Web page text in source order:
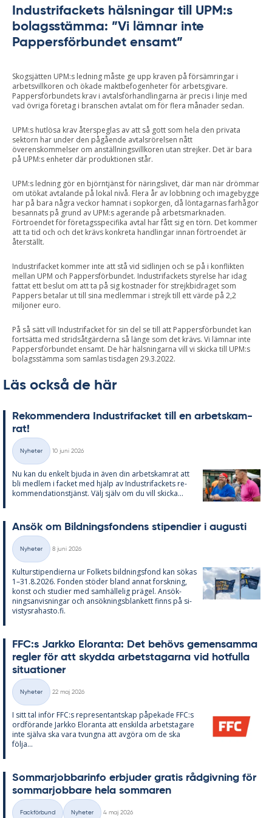
Industrifackets hälsningar till UPM:s
bolagsstämma: ”Vi lämnar inte
Pappersförbundet ensamt”
Skogsjätten UPM:s ledning måste ge upp kraven på försämringar i
arbetsvillkoren och ökade maktbefogenheter för arbetsgivare.
Pappersförbundets krav i avtalsförhandlingarna är precis i linje med
vad övriga företag i branschen avtalat om för flera månader sedan.
UPM:s hutlösa krav återspeglas av att så gott som hela den privata
sektorn har under den pågående avtalsrörelsen nått
överenskommelser om anställningsvillkoren utan strejker. Det är bara
på UPM:s enheter där produktionen står.
UPM:s ledning gör en björntjänst för näringslivet, där man när drömmar
om utökat avtalande på lokal nivå. Flera år av lobbning och imagebygge
har på bara några veckor hamnat i sopkorgen, då löntagarnas farhågor
besannats på grund av UPM:s agerande på arbetsmarknaden.
Förtroendet för företagsspecifika avtal har fått sig en törn. Det kommer
att ta tid och och det krävs konkreta handlingar innan förtroendet är
återställt.
Industrifacket kommer inte att stå vid sidlinjen och se på i konflikten
mellan UPM och Pappersförbundet. Industrifackets styrelse har idag
fattat ett beslut om att ta på sig kostnader för strejkbidraget som
Pappers betalar ut till sina medlemmar i strejk till ett värde på 2,2
miljoner euro.
På så sätt vill Industrifacket för sin del se till att Pappersförbundet kan
fortsätta med stridsåtgärderna så länge som det krävs. Vi lämnar inte
Pappersförbundet ensamt. De här hälsningarna vill vi skicka till UPM:s
bolagsstämma som samlas tisdagen 29.3.2022.
Läs också de här
Re­kom­men­de­ra In­du­stri­fac­ket till en ar­bets­kam­
rat!
Kategorier
Nyheter
10 juni 2026
Nu kan du en­kelt bju­da in även din ar­bets­kam­rat att
bli med­lem i fac­ket med hjälp av In­du­stri­fac­kets re­
kom­men­da­tions­tjänst. Välj själv om du vill skic­ka...
An­sök om Bild­nings­fon­dens sti­pen­di­er i au­gusti
Kategorier
Nyheter
8 juni 2026
Kul­tursti­pen­di­er­na ur Fol­kets bild­nings­fond kan sö­kas
1–31.8.2026. Fon­den stö­der bland an­nat forsk­ning,
konst och stu­di­er med sam­häl­le­lig prä­gel. An­sök­
nings­an­vis­ning­ar och an­sök­nings­blan­kett fin­ns på si­
vis­tys­ra­has­to.fi.
FFC:s Jark­ko Elo­ran­ta: Det be­hö­vs ge­men­sam­ma
reg­ler för att skyd­da ar­bets­ta­gar­na vid hot­ful­la
si­tu­a­tio­ner
Kategorier
Nyheter
22 maj 2026
I sitt tal in­för FFC:s re­pre­sen­tant­skap på­pe­ka­de FFC:s
ord­fö­ran­de Jark­ko Elo­ran­ta att en­skil­da ar­bets­ta­ga­re
inte själva ska vara tvung­na att av­gö­ra om de ska
följa...
Som­mar­job­ba­rin­fo er­bju­der gra­tis råd­giv­ning för
som­mar­job­ba­re hela som­ma­ren
Fackförbund Nyheter
4 maj 2026